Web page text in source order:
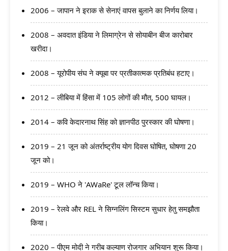
2006 – जापान ने इराक से सेनाएं वापस बुलाने का निर्णय लिया।
2008 – अवदात इंडिया ने लिमाग्रेन से सोयाबीन बीज कारोबार
खरीदा।
2008 – यूरोपीय संघ ने क्यूबा पर प्रतीकात्मक प्रतिबंध हटाए।
2012 – लीबिया में हिंसा में 105 लोगों की मौत, 500 घायल।
2014 – कवि केदारनाथ सिंह को ज्ञानपीठ पुरस्कार की घोषणा।
2019 – 21 जून को अंतर्राष्ट्रीय योग दिवस घोषित, घोषणा 20
जून को।
2019 – WHO ने 'AWaRe' टूल लॉन्च किया।
2019 – रेलवे और REL ने सिग्नलिंग सिस्टम सुधार हेतु समझौता
किया।
2020 – पीएम मोदी ने गरीब कल्याण रोजगार अभियान शुरू किया।